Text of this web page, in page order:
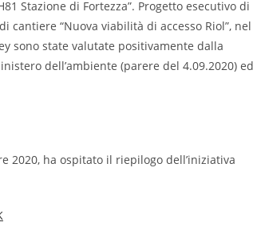
Stazione di Fortezza”. Progetto esecutivo di
“Nuova viabilità di accesso Riol”, nel
sono state valutate positivamente dalla
dell’ambiente (parere del 4.09.2020) ed
2020, ha ospitato il riepilogo dell’iniziativa